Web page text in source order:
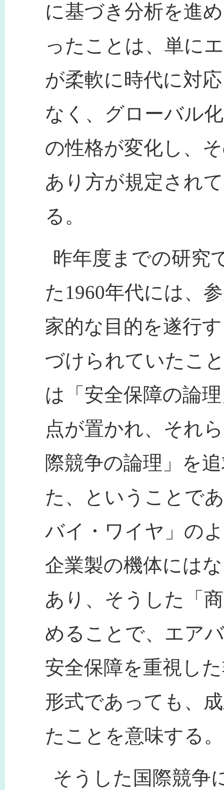
に基づき分析を進
ったことは、単に
が柔軟に時代に対
なく、グローバル
の性格が変化し、
あり方が規定され
る。
昨年度までの研究
た1960年代には、
家的な目的を遂行
づけられていたこ
は「安全保障の論
点が置かれ、それ
際競争の論理」を
た、ということで
バイ・ワイヤ」の
企業製の機体には
あり、そうした「
めることで、エア
安全保障を重視し
形式であっても、
たことを意味する。
そうした国際競争